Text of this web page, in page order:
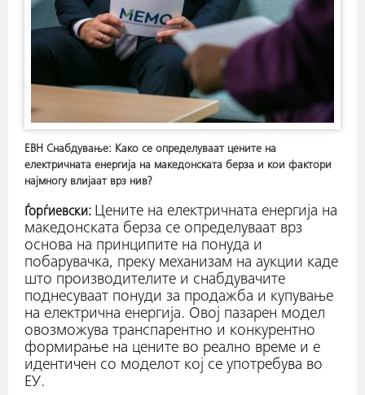
ЕВН Снабдување: Како се определуваат цените на
електричната енергија на македонската берза и кои фактори
најмногу влијаат врз нив?
Ѓорѓиевски: Цените на електричната енергија на
македонската берза се определуваат врз
основа на принципите на понуда и
побарувачка, преку механизам на аукции каде
што производителите и снабдувачите
поднесуваат понуди за продажба и купување
на електрична енергија. Овој пазарен модел
овозможува транспарентно и конкурентно
формирање на цените во реално време и е
идентичен со моделот кој се употребува во
ЕУ.